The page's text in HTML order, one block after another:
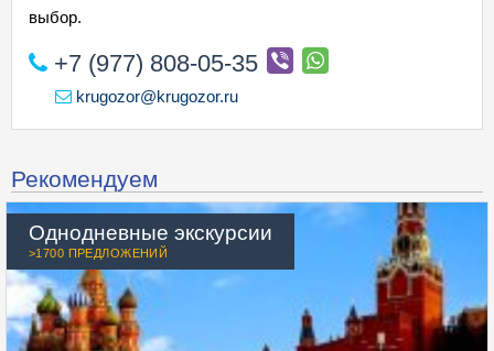
выбор.
+7 (977) 808-05-35
krugozor@krugozor.ru
Рекомендуем
Однодневные экскурсии
>1700 ПРЕДЛОЖЕНИЙ